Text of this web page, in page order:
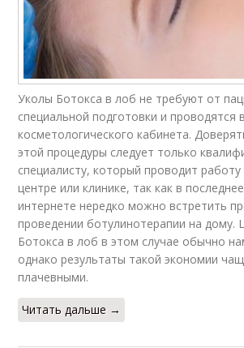
Уколы Ботокса в лоб не требуют от
специальной подготовки и проводятся
косметологического кабинета.
этой процедуры следует только
специалисту, который проводит
центре или клинике, так как в
интернете нередко можно встретить
проведении ботулинотерапии на дому.
Ботокса в лоб в этом случае обычно
однако результаты такой экономии
плачевными.
Читать дальше →